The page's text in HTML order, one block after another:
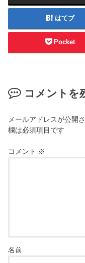
はてブ
Pocket
コメントを
メールアドレスが公開
欄は必須項目です
コメント ※
名前